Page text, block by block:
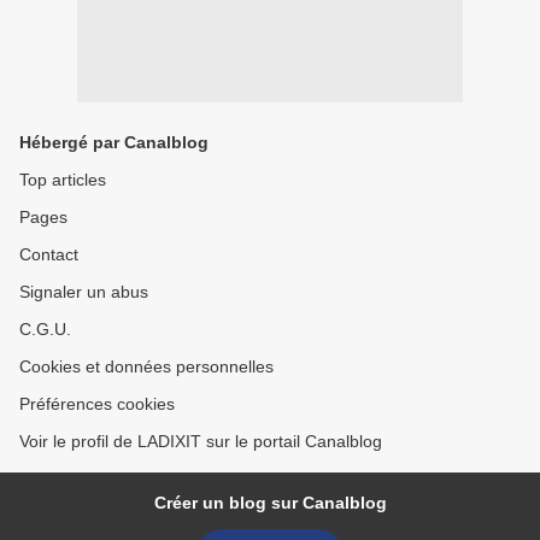
Hébergé par Canalblog
Top articles
Pages
Contact
Signaler un abus
C.G.U.
Cookies et données personnelles
Préférences cookies
Voir le profil de LADIXIT sur le portail Canalblog
Créer un blog sur Canalblog